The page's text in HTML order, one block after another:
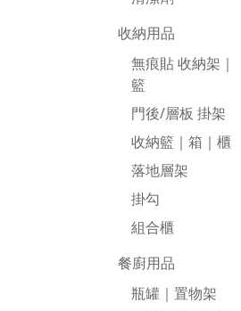
收納用品
無痕貼 收納架｜
籃
門後/層板 掛架
收納籃｜箱｜櫃
落地層架
掛勾
組合櫃
餐廚用品
瓶罐｜置物架